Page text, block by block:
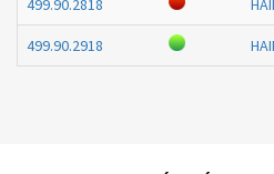
499.90.2818
499.90.2918